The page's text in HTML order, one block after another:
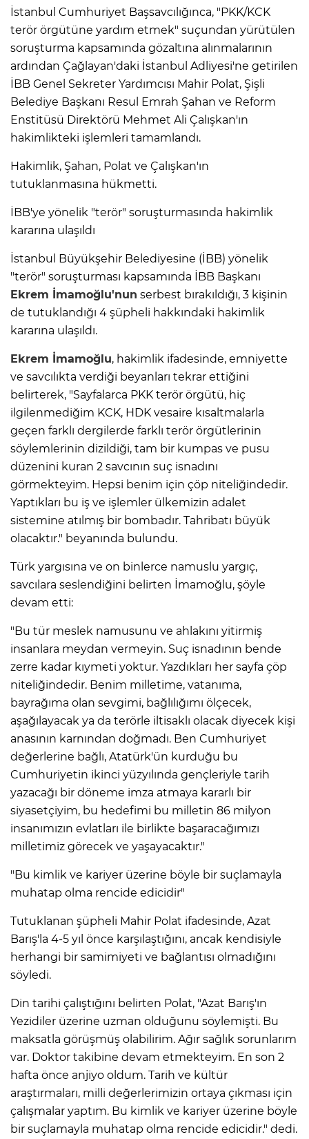
İstanbul Cumhuriyet Başsavcılığınca, "PKK/KCK
terör örgütüne yardım etmek" suçundan yürütülen
soruşturma kapsamında gözaltına alınmalarının
ardından Çağlayan'daki İstanbul Adliyesi'ne getirilen
İBB Genel Sekreter Yardımcısı Mahir Polat, Şişli
Belediye Başkanı Resul Emrah Şahan ve Reform
Enstitüsü Direktörü Mehmet Ali Çalışkan'ın
hakimlikteki işlemleri tamamlandı.
Hakimlik, Şahan, Polat ve Çalışkan'ın
tutuklanmasına hükmetti.
İBB'ye yönelik "terör" soruşturmasında hakimlik
kararına ulaşıldı
İstanbul Büyükşehir Belediyesine (İBB) yönelik
"terör" soruşturması kapsamında İBB Başkanı
Ekrem İmamoğlu'nun serbest bırakıldığı, 3 kişinin
de tutuklandığı 4 şüpheli hakkındaki hakimlik
kararına ulaşıldı.
Ekrem İmamoğlu, hakimlik ifadesinde, emniyette
ve savcılıkta verdiği beyanları tekrar ettiğini
belirterek, "Sayfalarca PKK terör örgütü, hiç
ilgilenmediğim KCK, HDK vesaire kısaltmalarla
geçen farklı dergilerde farklı terör örgütlerinin
söylemlerinin dizildiği, tam bir kumpas ve pusu
düzenini kuran 2 savcının suç isnadını
görmekteyim. Hepsi benim için çöp niteliğindedir.
Yaptıkları bu iş ve işlemler ülkemizin adalet
sistemine atılmış bir bombadır. Tahribatı büyük
olacaktır." beyanında bulundu.
Türk yargısına ve on binlerce namuslu yargıç,
savcılara seslendiğini belirten İmamoğlu, şöyle
devam etti:
"Bu tür meslek namusunu ve ahlakını yitirmiş
insanlara meydan vermeyin. Suç isnadının bende
zerre kadar kıymeti yoktur. Yazdıkları her sayfa çöp
niteliğindedir. Benim milletime, vatanıma,
bayrağıma olan sevgimi, bağlılığımı ölçecek,
aşağılayacak ya da terörle iltisaklı olacak diyecek kişi
anasının karnından doğmadı. Ben Cumhuriyet
değerlerine bağlı, Atatürk'ün kurduğu bu
Cumhuriyetin ikinci yüzyılında gençleriyle tarih
yazacağı bir döneme imza atmaya kararlı bir
siyasetçiyim, bu hedefimi bu milletin 86 milyon
insanımızın evlatları ile birlikte başaracağımızı
milletimiz görecek ve yaşayacaktır."
"Bu kimlik ve kariyer üzerine böyle bir suçlamayla
muhatap olma rencide edicidir"
Tutuklanan şüpheli Mahir Polat ifadesinde, Azat
Barış'la 4-5 yıl önce karşılaştığını, ancak kendisiyle
herhangi bir samimiyeti ve bağlantısı olmadığını
söyledi.
Din tarihi çalıştığını belirten Polat, "Azat Barış'ın
Yezidiler üzerine uzman olduğunu söylemişti. Bu
maksatla görüşmüş olabilirim. Ağır sağlık sorunlarım
var. Doktor takibine devam etmekteyim. En son 2
hafta önce anjiyo oldum. Tarih ve kültür
araştırmaları, milli değerlerimizin ortaya çıkması için
çalışmalar yaptım. Bu kimlik ve kariyer üzerine böyle
bir suçlamayla muhatap olma rencide edicidir." dedi.